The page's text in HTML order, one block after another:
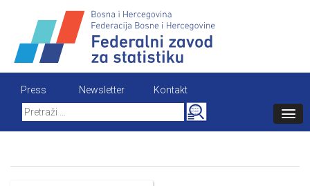
content
Press Newsletter
Kontakt
Search
for: